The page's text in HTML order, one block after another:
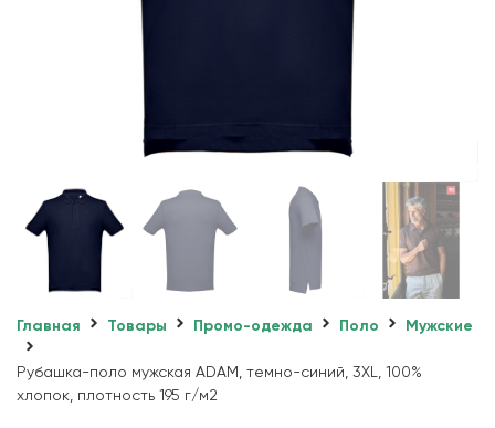
Главная Товары Промо-одежда Поло Мужские
Рубашка-поло мужская ADAM, темно-синий, 3XL, 100%
хлопок, плотность 195 г/м2